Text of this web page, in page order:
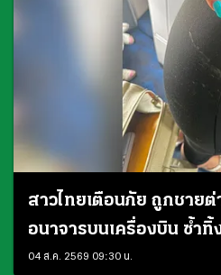
สาวไทยเตือนภัย ถูกชาย
อนาจารบนเครื่องบิน ซ้ำทิ้
04 ส.ค. 2569 09:30 น.